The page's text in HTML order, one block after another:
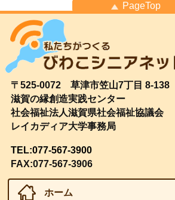
PageTop
〒525-0072 草津市笠山7丁目 8-138
滋賀の縁創造実践センター
社会福祉法人滋賀県社会福祉協議会
レイカディア大学事務局
TEL:077-567-3900
FAX:077-567-3906
ホーム